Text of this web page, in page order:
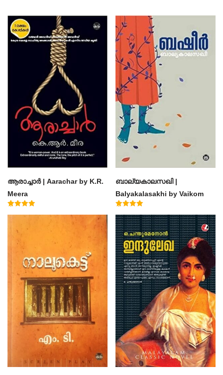
ആരാച്ചാര്‍ | Aarachar by K.R.
Meera
ബാല്യകാലസഖി |
Balyakalasakhi by Vaikom
Muhammad Basheer
4.60
out of 5